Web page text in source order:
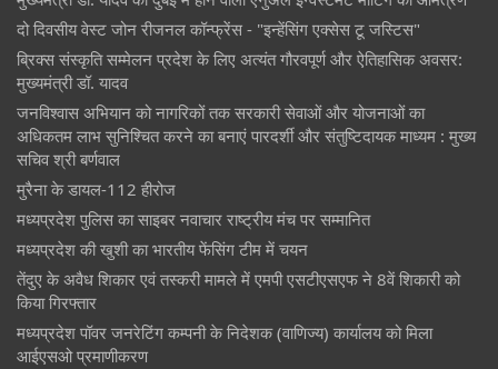
दो दिवसीय वेस्ट जोन रीजनल कॉन्फ्रेंस - "इन्हेंसिंग एक्सेस टू जस्टिस"
ब्रिक्स संस्कृति सम्मेलन प्रदेश के लिए अत्यंत गौरवपूर्ण और ऐतिहासिक अवसर:
मुख्यमंत्री डॉ. यादव
जनविश्वास अभियान को नागरिकों तक सरकारी सेवाओं और योजनाओं का
अधिकतम लाभ सुनिश्चित करने का बनाएं पारदर्शी और संतुष्टिदायक माध्यम : मुख्य
सचिव श्री बर्णवाल
मुरैना के डायल-112 हीरोज
मध्यप्रदेश पुलिस का साइबर नवाचार राष्ट्रीय मंच पर सम्मानित
मध्यप्रदेश की खुशी का भारतीय फेंसिंग टीम में चयन
तेंदुए के अवैध शिकार एवं तस्करी मामले में एमपी एसटीएसएफ ने 8वें शिकारी को
किया गिरफ्तार
मध्यप्रदेश पॉवर जनरेटिंग कम्पनी के निदेशक (वाणिज्य) कार्यालय को मिला
आईएसओ प्रमाणीकरण